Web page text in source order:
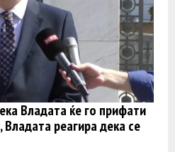
Владата ќе го прифати
реагира дека се